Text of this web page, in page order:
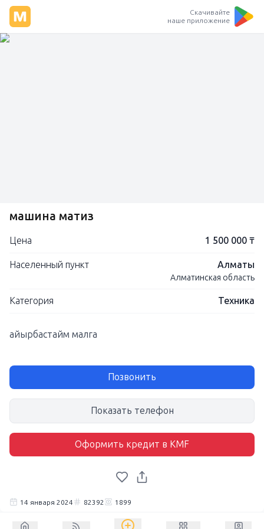
Скачивайте
наше приложение
машина матиз
Цена 1 500 000 ₸
Населенный пункт Алматы
Алматинская область
Категория Техника
айырбастайм малга
Позвонить
Показать телефон
Оформить кредит в KMF
14 января 2024 82392 1899